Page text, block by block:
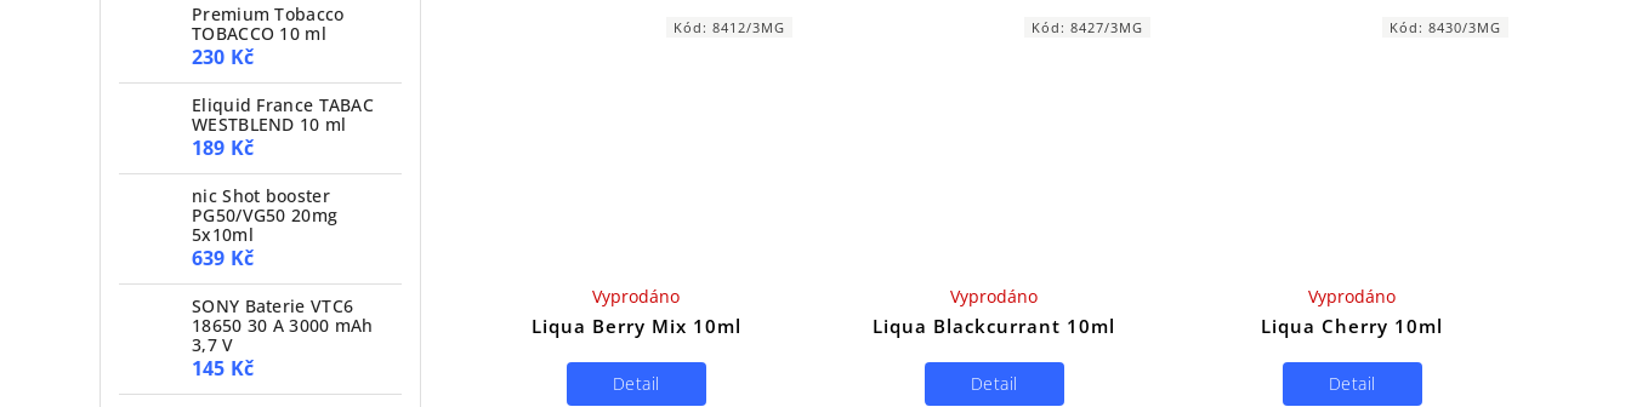
Premium Tobacco
TOBACCO 10 ml
230 Kč
Eliquid France TABAC
WESTBLEND 10 ml
189 Kč
nic Shot booster
PG50/VG50 20mg
5x10ml
639 Kč
SONY Baterie VTC6
18650 30 A 3000 mAh
3,7 V
145 Kč
Liqua Berry Mix 10ml
Vyprodáno
Detail
Kód:8412/3MG
Liqua Blackcurrant 10ml
Vyprodáno
Detail
Kód:8427/3MG
Liqua Cherry 10ml
Vyprodáno
Detail
Kód:8430/3MG